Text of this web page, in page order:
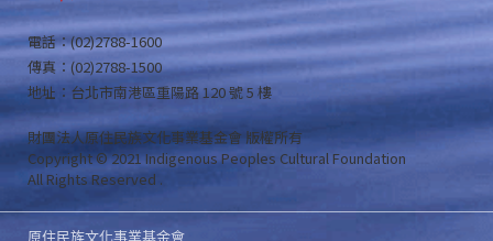
電話：(02)2788-1600
傳真：(02)2788-1500
地址：台北市南港區重陽路 120 號 5 樓
財團法人原住民族文化事業基金會 版權所有
Copyright © 2021 Indigenous Peoples Cultural Foundation
All Rights Reserved .
原住民族文化事業基金會